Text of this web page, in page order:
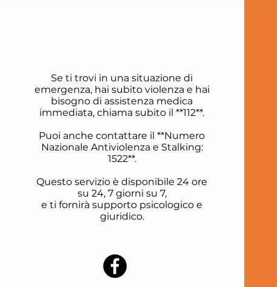
Se ti trovi in una situazione di
emergenza, hai subito violenza e hai
bisogno di assistenza medica
immediata, chiama subito il **112**.
Puoi anche contattare il **Numero
Nazionale Antiviolenza e Stalking:
1522**.
Questo servizio è disponibile 24 ore
su 24, 7 giorni su 7,
e ti fornirà supporto psicologico e
giuridico.